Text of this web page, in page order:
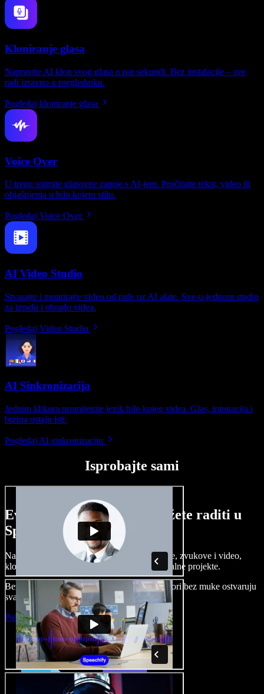
Kloniranje glasa
Napravite AI klon svog glasa u par sekundi. Bez instalacije – sve
radi izravno u pregledniku.
Pogledaj kloniranje glasa
Voice Over
U trenu snimite glasovne zapise s AI-jem. Pročitajte tekst, video ili
objašnjenja u bilo kojem stilu.
Pogledaj Voice Over
AI Video Studio
Stvarajte i montirajte video od nule uz AI alate. Sve-u-jednom studio
za izradu i obradu videa.
Pogledaj Video Studio
AI Sinkronizacija
Jednim klikom promijenite jezik bilo kojeg videa. Glas, intonacija i
brzina ostaju isti.
Pogledaj AI sinkronizaciju
Isprobajte sami
Evo malog pregleda što možete raditi u
Speechify Studiju.
Napravite voice overe, dodajte besplatne slike, zvukove i video,
klonirajte svoj glas i složite sjajne audio-vizualne projekte.
Bez učenja i sve dostupno u pregledniku, autori bez muke ostvaruju
svaku kreativnu ideju.
Pokreni Studio